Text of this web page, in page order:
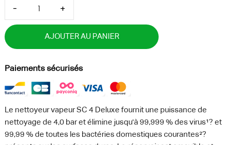
- +
AJOUTER AU PANIER
Paiements sécurisés
Le nettoyeur vapeur SC 4 Deluxe fournit une puissance de
nettoyage de 4,0 bar et élimine jusqu'à 99,999 % des virus¹? et
99,99 % de toutes les bactéries domestiques courantes²?